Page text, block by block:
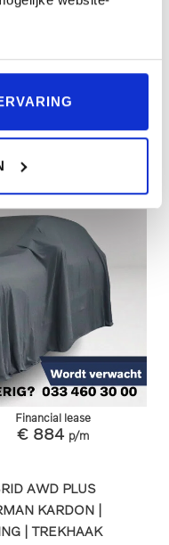
JDZ-44-F
Financial lease
€ 884 p/m
AWD PLUS
KARDON |
| TREKHAAK